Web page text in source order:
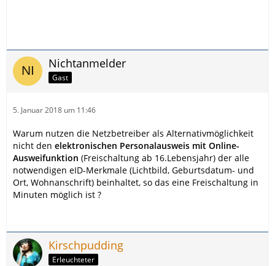
Nichtanmelder
Gast
5. Januar 2018 um 11:46
Warum nutzen die Netzbetreiber als Alternativmöglichkeit
nicht den elektronischen Personalausweis mit Online-
Ausweifunktion (Freischaltung ab 16.Lebensjahr) der alle
notwendigen eID-Merkmale (Lichtbild, Geburtsdatum- und
Ort, Wohnanschrift) beinhaltet, so das eine Freischaltung in
Minuten möglich ist ?
Kirschpudding
Erleuchteter